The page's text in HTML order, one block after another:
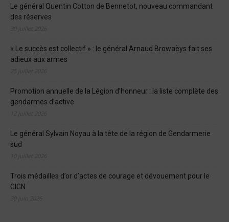
Le général Quentin Cotton de Bennetot, nouveau commandant
des réserves
« Le succès est collectif » : le général Arnaud Browaëys fait ses
adieux aux armes
Promotion annuelle de la Légion d’honneur : la liste complète des
gendarmes d’active
Le général Sylvain Noyau à la tête de la région de Gendarmerie
sud
Trois médailles d’or d’actes de courage et dévouement pour le
GIGN